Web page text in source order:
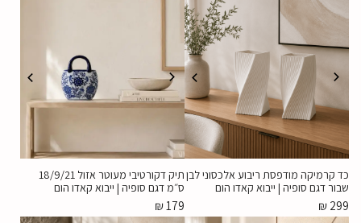
כד קרמיקה מודפסת ריבוע אלכסוני לבן
שבור דגם סופיה | ייבוא קאדו הום
₪ 299
תיק דקורטיבי מעוטר אזול 18/9/21
ס״מ דגם סופיה | ייבוא קאדו הום
₪179